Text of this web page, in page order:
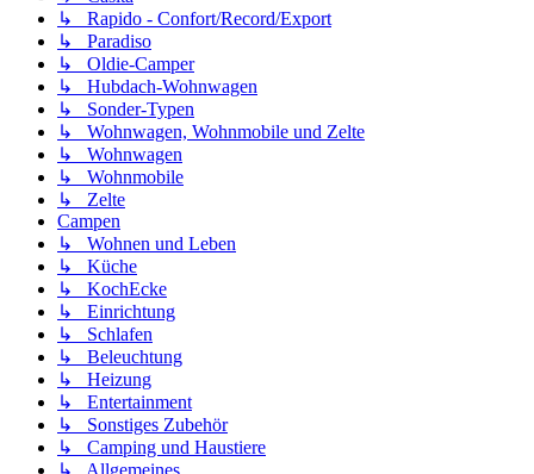
↳ Rapido - Confort/Record/Export
↳ Paradiso
↳ Oldie-Camper
↳ Hubdach-Wohnwagen
↳ Sonder-Typen
↳ Wohnwagen, Wohnmobile und Zelte
↳ Wohnwagen
↳ Wohnmobile
↳ Zelte
Campen
↳ Wohnen und Leben
↳ Küche
↳ KochEcke
↳ Einrichtung
↳ Schlafen
↳ Beleuchtung
↳ Heizung
↳ Entertainment
↳ Sonstiges Zubehör
↳ Camping und Haustiere